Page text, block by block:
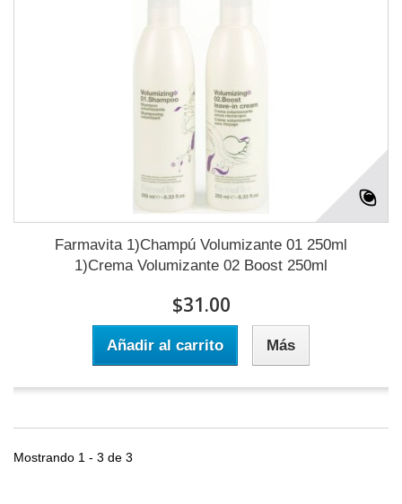
Farmavita 1)Champú Volumizante 01 250ml
1)Crema Volumizante 02 Boost 250ml
$31.00
Añadir al carrito Más
Mostrando 1 - 3 de 3